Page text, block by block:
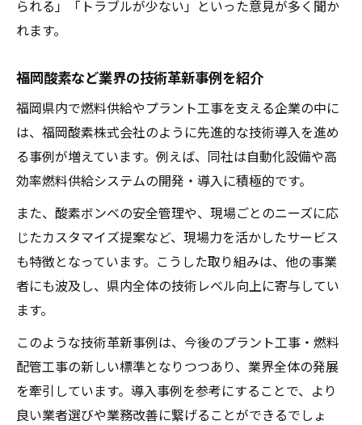
られる」「トラブルが少ない」といった意見が多く聞か
れます。
福岡酸素など業界の技術革新事例を紹介
福岡県内で燃料供給やプラント工事を支える企業の中に
は、福岡酸素株式会社のように先進的な技術導入を進め
る事例が増えています。例えば、同社は自動化設備や高
効率燃料供給システムの開発・導入に積極的です。
また、酸素ボンベの安全管理や、現場ごとのニーズに応
じたカスタマイズ提案など、現場力を活かしたサービス
も特徴となっています。こうした取り組みは、他の事業
者にも波及し、県内全体の技術レベル向上に寄与してい
ます。
このような技術革新事例は、今後のプラント工事・燃料
配管工事の新しい標準となりつつあり、業界全体の発展
を牽引しています。導入事例を参考にすることで、より
良い業者選びや業務改善に繋げることができるでしょ